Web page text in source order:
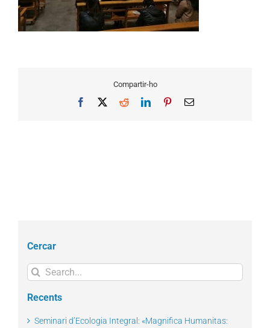
Compartir-ho
Facebook RedditLinkedInPinterestEmail
Cercar
Search
for:
Recents
Seminari d’Ecologia Integral: «Magnifica Humanitas: